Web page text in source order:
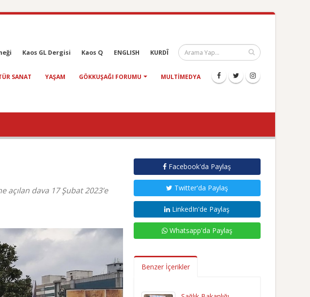
Kaos GL Dergisi Kaos Q ENGLISH KURDÎ
SANAT YAŞAM GÖKKUŞAĞI FORUMU MULTIMEDYA
dava 17 Şubat 2023’e
Facebook'da Paylaş
Twitter'da Paylaş
LinkedIn'de Paylaş
Whatsapp'da Paylaş
Benzer İçerikler